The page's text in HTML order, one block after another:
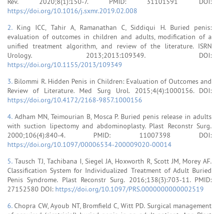
https://doi.org/10.1016/j.sxmr.2019.02.008
2. King ICC, Tahir A, Ramanathan C, Siddiqui H. Buried penis:
evaluation of outcomes in children and adults, modification of a
unified treatment algorithm, and review of the literature. ISRN
Urology. 2013;2013:109349. DOI:
https://doi.org/10.1155/2013/109349
3. Bilommi R. Hidden Penis in Children: Evaluation of Outcomes and
Review of Literature. Med Surg Urol. 2015;4(4):1000156. DOI:
https://doi.org/10.4172/2168-9857.1000156
4. Adham MN, Teimourian B, Mosca P. Buried penis release in adults
with suction lipectomy and abdominoplasty. Plast Reconstr Surg.
2000;106(4):840-4. PMID: 11007398 DOI:
https://doi.org/10.1097/00006534-200009020-00014
5. Tausch TJ, Tachibana I, Siegel JA, Hoxworth R, Scott JM, Morey AF.
Classification System for Individualized Treatment of Adult Buried
Penis Syndrome. Plast Reconstr Surg. 2016;138(3):703-11. PMID:
27152580 DOI: https://doi.org/10.1097/PRS.0000000000002519
6.Chopra CW, Ayoub NT, Bromfield C, Witt PD. Surgical management